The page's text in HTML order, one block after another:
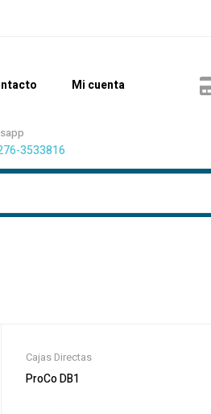
Mi cuenta
3533816
Cajas Directas
ProCo DB1